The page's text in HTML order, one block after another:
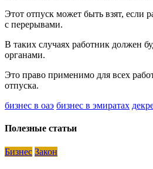
Этот отпуск может быть взят, если
с перерывами.
В таких случаях работник должен
органами.
Это право применимо для всех
отпуска.
бизнес в оаэ бизнес в эмиратах
Полезные статьи
Бизнес Закон